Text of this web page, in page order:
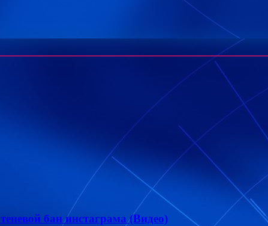
бан инстаграма (Видео)